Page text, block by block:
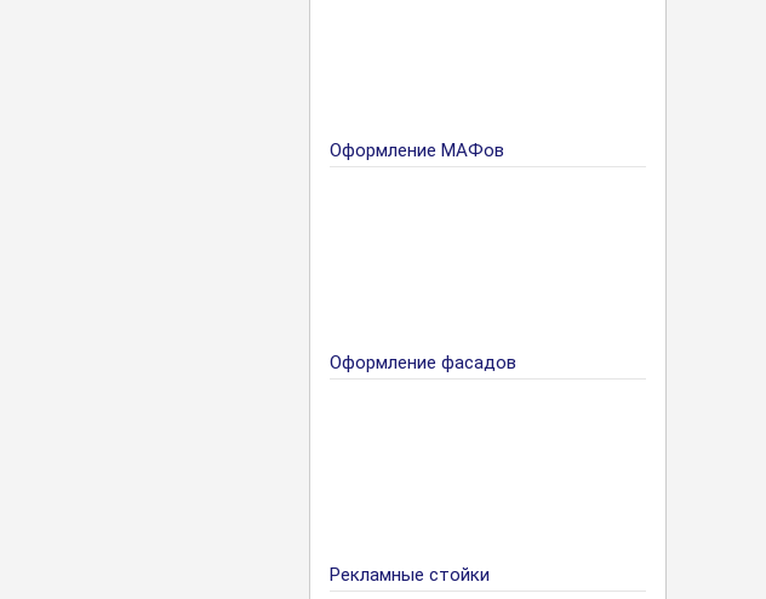
Оформление МАФов
Оформление фасадов
Рекламные стойки